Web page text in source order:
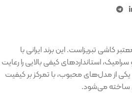
کاشی تبریزاست.این برند ایرانی با
استانداردهای کیفی بالایی را رعایت
یکی از مدل‌های محبوب، با تمرکز بر کیفیت
ساخته می‌شود.